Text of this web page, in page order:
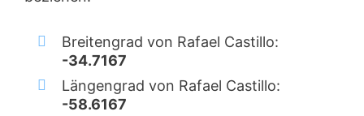
Breitengrad von Rafael Castillo:
-34.7167
Längengrad von Rafael Castillo:
-58.6167